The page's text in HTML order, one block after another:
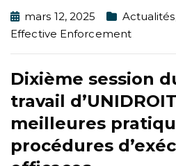
mars 12, 2025 Actualités
Effective Enforcement
Dixième session
travail
meilleures
procédures